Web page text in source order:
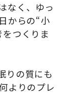
なく、ゆっ
からの“小
つくりま
りの質にも
よりのプレ